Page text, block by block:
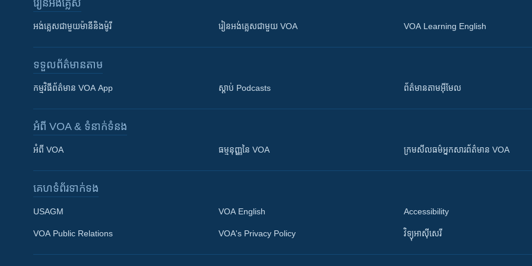
រៀន​​អង់គ្លេស
អង់គ្លេស​ជាមួយ​ម៉ានី​និង​ម៉ូរី រៀន​​​​​​អង់គ្លេស​​ជាមួយ VOA VOA Learning English
ទទួល​ព័ត៌មាន​តាម
កម្មវិធី​ព័ត៌មាន VOA App ស្តាប់ Podcasts ព័ត៌មាន​តាម​អ៊ីមែល
អំពី​ VOA & ទំនាក់ទំនង
អំពី​ VOA ធម្មនុញ្ញ​នៃ VOA ក្រម​​​សីលធម៌​​​អ្នក​​​សារព័ត៌មាន VOA
គេហទំព័រ​​ទាក់ទង
USAGM
VOA Public Relations
VOA English
VOA's Privacy Policy
Accessibility
វិទ្យុ​អាស៊ី​សេរី